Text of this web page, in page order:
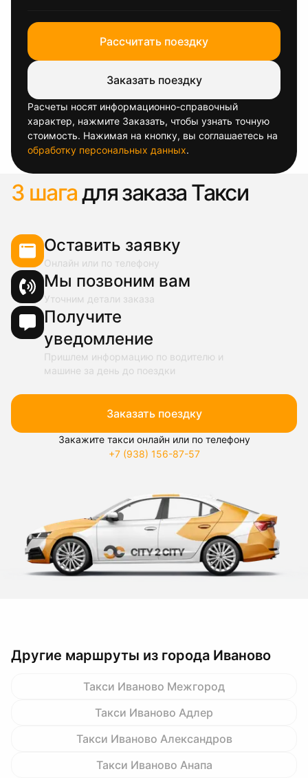
Рассчитать поездку
Заказать поездку
Расчеты носят информационно-справочный
характер, нажмите Заказать, чтобы узнать точную
стоимость. Нажимая на кнопку, вы соглашаетесь на
обработку персональных данных.
3 шагадля заказа Такси
Оставить заявку
Онлайн или по телефону
Мы позвоним вам
Уточним детали заказа
Получите
уведомление
Пришлем информацию по водителю и
машине за день до поездки
Заказать поездку
Закажите такси онлайн или по телефону
+7 (938) 156-87-57
Другие маршруты из города Иваново
Такси Иваново Межгород
Такси Иваново Адлер
Такси Иваново Александров
Такси Иваново Анапа